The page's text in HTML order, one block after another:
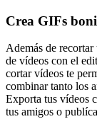
Crea GIFs
Además de
de vídeos con el
cortar vídeos te
combinar tanto los
Exporta tus vídeos
tus amigos o